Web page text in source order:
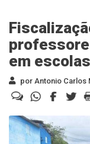
em
por Antonio Carlos